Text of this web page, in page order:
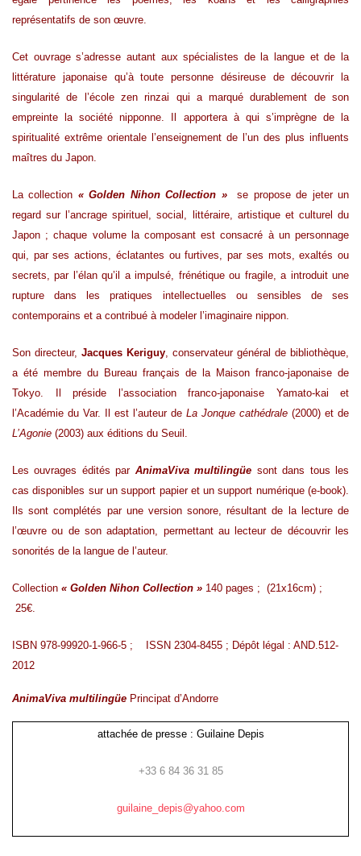
représentatifs de son œuvre.
Cet ouvrage s’adresse autant aux spécialistes de la langue et de la
littérature japonaise qu’à toute personne désireuse de découvrir la
singularité de l’école zen rinzai qui a marqué durablement de son
empreinte la société nipponne. Il apportera à qui s’imprègne de la
spiritualité extrême orientale l’enseignement de l’un des plus influents
maîtres du Japon.
La collection « Golden Nihon Collection »se propose de jeter un
regard sur l’ancrage spirituel, social, littéraire, artistique et culturel du
Japon ; chaque volume la composant est consacré à un personnage
qui, par ses actions, éclatantes ou furtives, par ses mots, exaltés ou
secrets, par l’élan qu’il a impulsé, frénétique ou fragile, a introduit une
rupture dans les pratiques intellectuelles ou sensibles de ses
contemporains et a contribué à modeler l’imaginaire nippon.
Son directeur, Jacques Keriguy, conservateur général de bibliothèque,
a été membre du Bureau français de la Maison franco-japonaise de
Tokyo. Il préside l’association franco-japonaise Yamato-kai et
l’Académie du Var. Il est l’auteur de La Jonque cathédrale (2000) et de
L’Agonie (2003) aux éditions du Seuil.
Les ouvrages édités par AnimaViva multilingüe sont dans tous les
cas disponibles sur un support papier et un support numérique (e-book).
Ils sont complétés par une version sonore, résultant de la lecture de
l’œuvre ou de son adaptation, permettant au lecteur de découvrir les
sonorités de la langue de l’auteur.
Collection « Golden Nihon Collection » 140 pages ; (21x16cm) ;
25€.
ISBN 978-99920-1-966-5 ; ISSN 2304-8455 ; Dépôt légal : AND.512-
2012
AnimaViva multilingüe Principat d’Andorre
attachée de presse : Guilaine Depis
+33 6 84 36 31 85
guilaine_depis@yahoo.com